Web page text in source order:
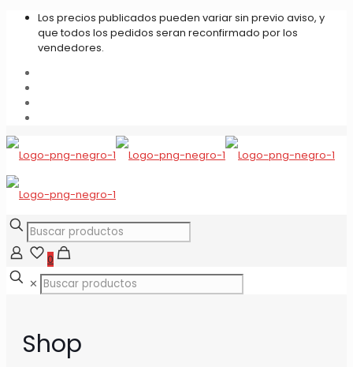
Los precios publicados pueden variar sin previo aviso, y
que todos los pedidos seran reconfirmado por los
vendedores.
0
✕
Shop